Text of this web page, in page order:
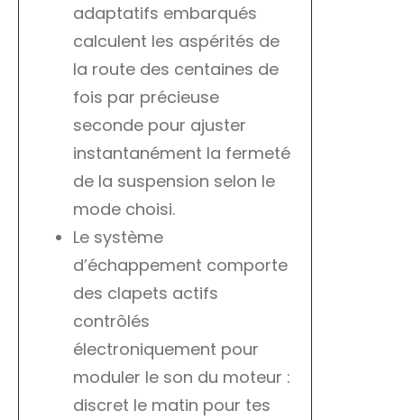
adaptatifs embarqués
calculent les aspérités de
la route des centaines de
fois par précieuse
seconde pour ajuster
instantanément la fermeté
de la suspension selon le
mode choisi.
Le système
d’échappement comporte
des clapets actifs
contrôlés
électroniquement pour
moduler le son du moteur :
discret le matin pour tes